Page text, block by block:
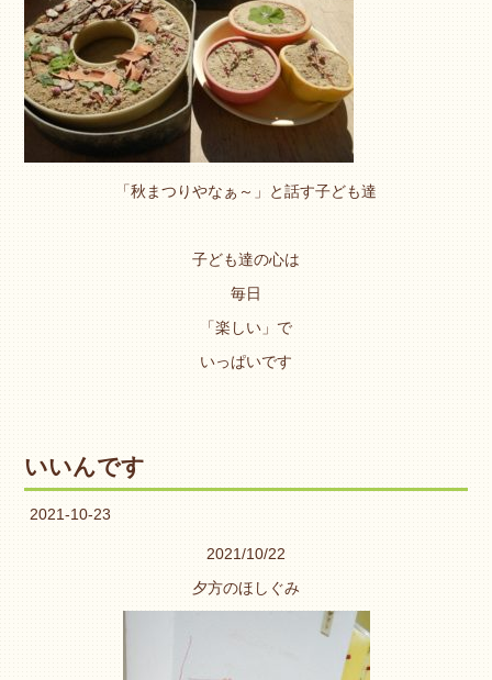
「秋まつりやなぁ～」と話す子ども達
子ども達の心は
毎日
「楽しい」で
いっぱいです
いいんです
2021-10-23
2021/10/22
夕方のほしぐみ